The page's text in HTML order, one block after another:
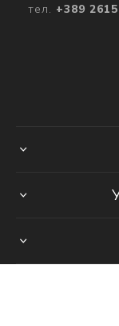
тел. +389